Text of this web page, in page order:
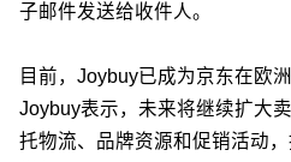
子邮件发送给收件人。
目前，Joybuy已成为京东在欧
Joybuy表示，未来将继续扩大
托物流、品牌资源和促销活动